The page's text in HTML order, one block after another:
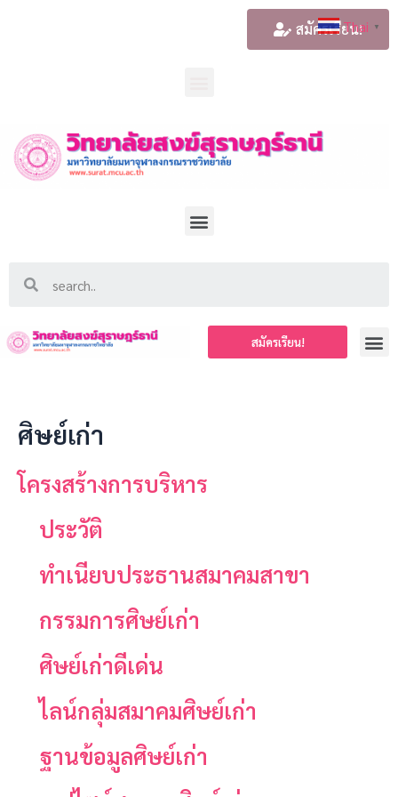
สมัครเรียน!
สมัครเรียน!
ศิษย์เก่า
โครงสร้างการบริหาร
ประวัติ
ทำเนียบประธานสมาคมสาขา
กรรมการศิษย์เก่า
ศิษย์เก่าดีเด่น
ไลน์กลุ่มสมาคมศิษย์เก่า
ฐานข้อมูลศิษย์เก่า
Thai ▼